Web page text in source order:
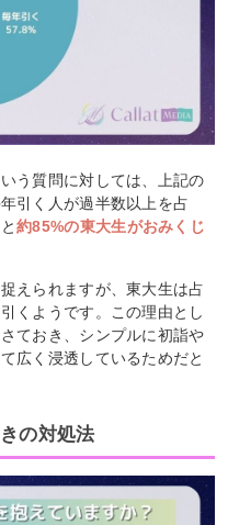
う質問に対しては、上記の
引く人が過半数以上を占
約85%の東大生がおみくじ
えられますが、東大生は占
くようです。この理由とし
ておき、シンプルに初詣や
広く浸透しているためだと
の対処法